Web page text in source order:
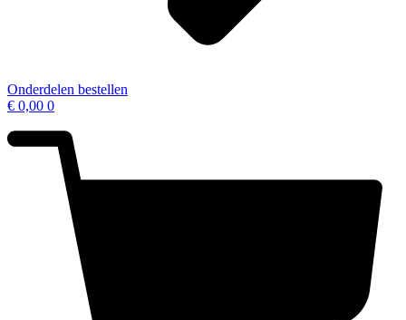
Onderdelen bestellen
€ 0,00 0